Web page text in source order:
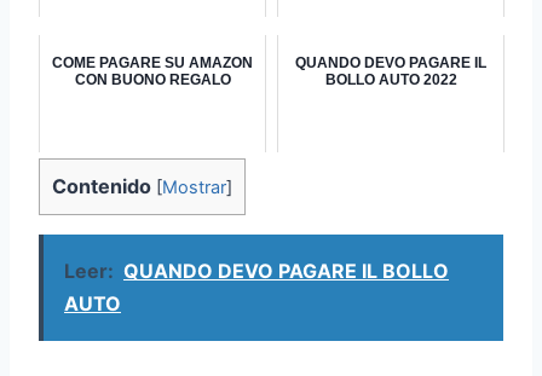
COME PAGARE SU AMAZON
CON BUONO REGALO
QUANDO DEVO PAGARE IL
BOLLO AUTO 2022
Contenido [Mostrar]
Leer: QUANDO DEVO PAGARE IL BOLLO
AUTO